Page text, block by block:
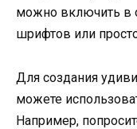
можно включить в
шрифтов или
Для создания
можете
Например,